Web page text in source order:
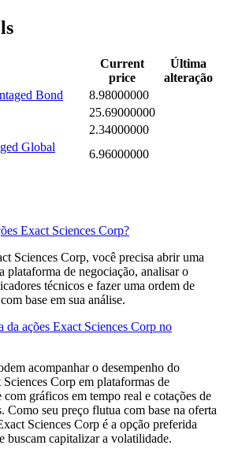
Current
price
Última
alteração
Bond
8.98000000
25.69000000
2.34000000
Global
6.96000000
Exact Sciences Corp?
Sciences Corp, você precisa abrir uma
plataforma de negociação, analisar o
técnicos e fazer uma ordem de
base em sua análise.
da ações Exact Sciences Corp no
acompanhar o desempenho do
Corp em plataformas de
gráficos em tempo real e cotações de
Como seu preço flutua com base na oferta
Sciences Corp é a opção preferida
buscam capitalizar a volatilidade.